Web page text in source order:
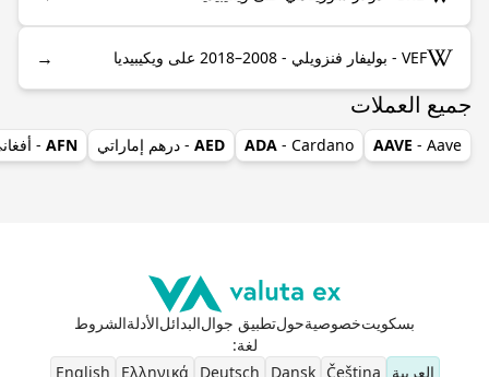
VEF - بوليفار فنزويلي - 2008–2018 على ويكيبيديا →
جميع العملات
AAVE - Aave
ADA - Cardano
AED - درهم إماراتي AFN
-
بسكويتخصوصيةحولتطبيق جوالالبدائلالأدلةالشروط
لغة:
العربية
Čeština
Dansk
Deutsch
Ελληνικά
English